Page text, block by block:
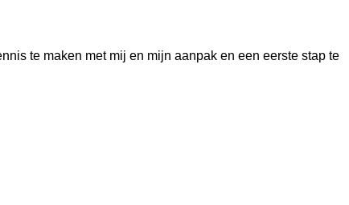
te maken met mij en mijn aanpak en een eerste stap te